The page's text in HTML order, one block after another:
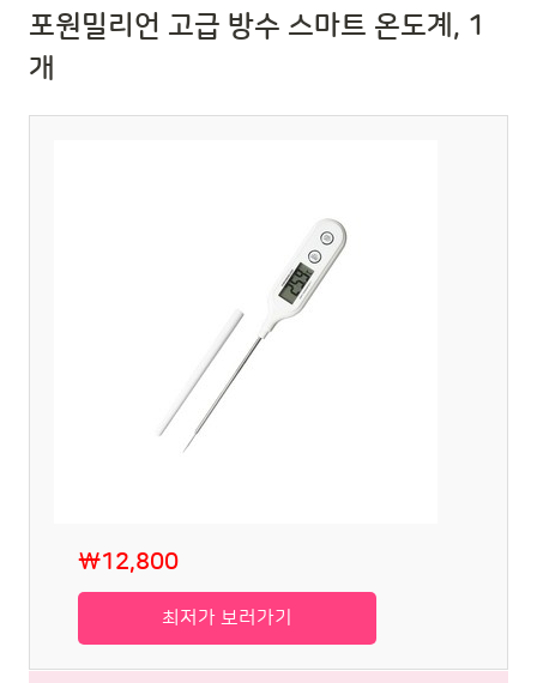
포원밀리언 고급 방수 스마트 온도계, 1
개
₩12,800
최저가 보러가기